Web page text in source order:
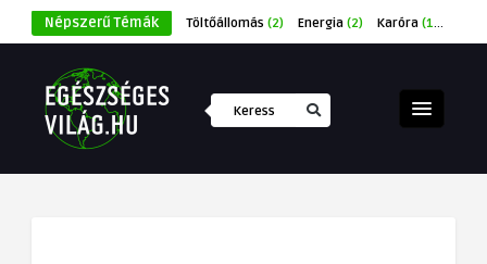
Népszerű Témák Töltőállomás (2) Energia (2) Karóra (1)